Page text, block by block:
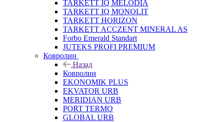
TARKETT IQ MELODIA
TARKETT IQ MONOLIT
TARKETT HORIZON
TARKETT ACCZENT MINERAL AS
Forbo Emerald Standart
JUTEKS PROFI PREMIUM
Ковролин
Назад
Ковролин
EKONOMIK PLUS
EKVATOR URB
MERIDIAN URB
PORT TERMO
GLOBAL URB